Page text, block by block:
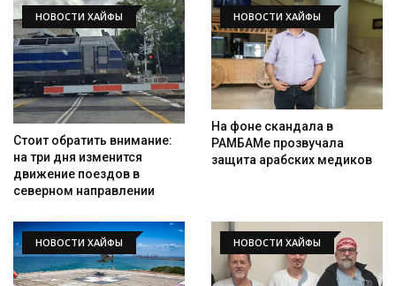
НОВОСТИ ХАЙФЫ
Стоит обратить внимание:
на три дня изменится
движение поездов в
северном направлении
НОВОСТИ ХАЙФЫ
На фоне скандала в
РАМБАМе прозвучала
защита арабских медиков
НОВОСТИ ХАЙФЫ НОВОСТИ ХАЙФЫ